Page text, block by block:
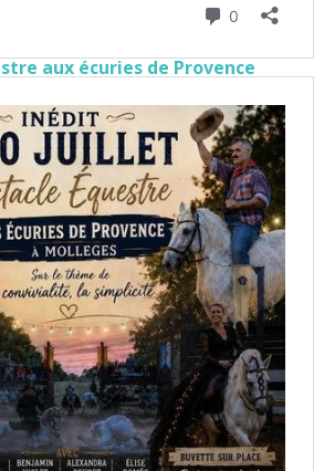
aux écuries de Provence